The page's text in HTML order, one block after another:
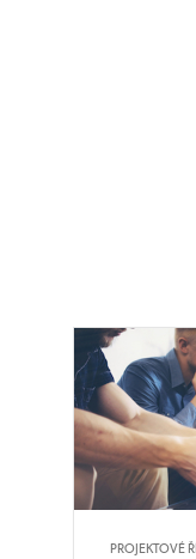
PROJEKTOVÉ